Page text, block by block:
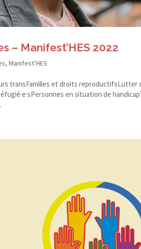
– Manifest’HES 2022
,Manifest’HES
transFamilles et droits
en situation de